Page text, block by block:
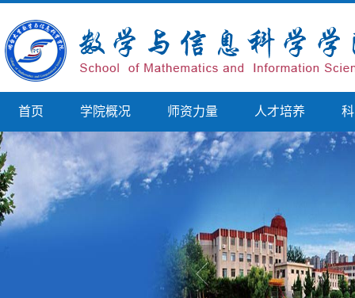
首页 学院概况 师资力量 人才培养